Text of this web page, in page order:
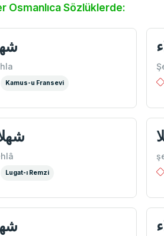
Osmanlıca Sözlüklerde:
Kamus-u Fransevi
Lugat-ı Remzi